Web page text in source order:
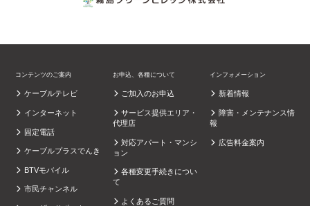
コンテンツのご案内
ケーブルテレビ
インターネット
固定電話
ケーブルプラスでんき
BTVモバイル
市民チャンネル
お申込、各種について
ご加入のお申込
サービス提供エリア・
代理店
対応アパート・マンシ
ョン
各種変更手続きについ
て
よくあるご質問
インフォメーション
新着情報
障害・メンテナンス情
報
広告料金案内